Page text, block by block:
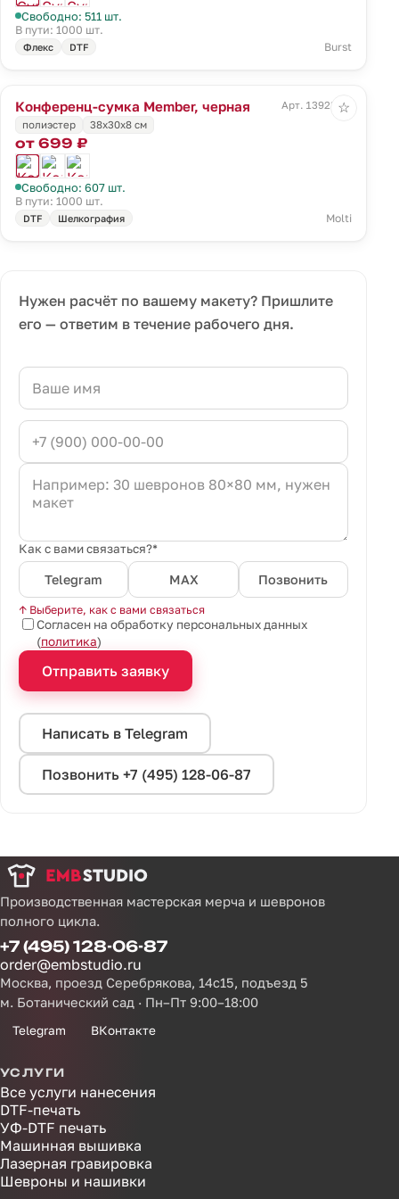
Свободно: 511 шт.
В пути: 1000 шт.
Флекс DTF Burst
Конференц-сумка Member, черная
Арт. 13923.30
полиэстер
38х30х8 см
от 699 ₽
Свободно: 607 шт.
В пути: 1000 шт.
DTF Шелкография Molti
☆
Нужен расчёт по вашему макету? Пришлите
его — ответим в течение рабочего дня.
Как с вами связаться?*
Telegram MAX Позвонить
↑ Выберите, как с вами связаться
Согласен на обработку персональных данных
(политика)
Отправить заявку
Написать в Telegram
Позвонить +7 (495) 128-06-87
Производственная мастерская мерча и шевронов
полного цикла.
+7 (495) 128-06-87
order@embstudio.ru
Москва, проезд Серебрякова, 14с15, подъезд 5
м. Ботанический сад · Пн–Пт 9:00–18:00
Telegram ВКонтакте
УСЛУГИ
Все услуги нанесения
DTF-печать
УФ-DTF печать
Машинная вышивка
Лазерная гравировка
Шевроны и нашивки